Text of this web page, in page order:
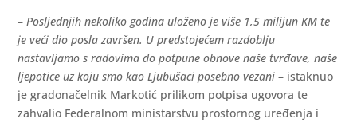
–Posljednjih nekoliko godina uloženo je više 1,5 milijun KM te
je veći dio posla završen. U predstojećem razdoblju
nastavljamo s radovima do potpune obnove naše tvrđave, naše
ljepotice uz koju smo kao Ljubušaci posebno vezani – istaknuo
je gradonačelnik Markotić prilikom potpisa ugovora te
zahvalio Federalnom ministarstvu prostornog uređenja i